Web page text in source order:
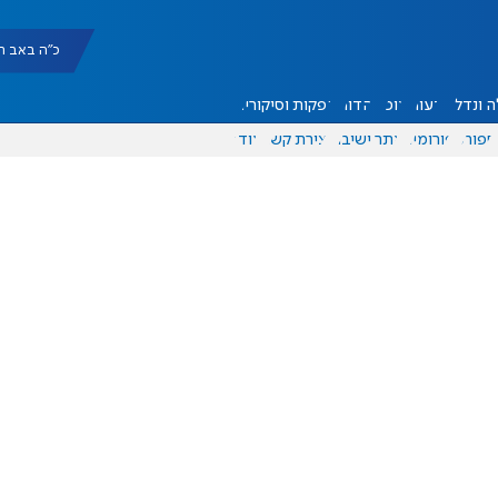
כ"ה באב תשפ"ו
ונדל"ן דעות אוכל יהדות הפקות וסיקורים
ספורט פורומים אתר ישיבה יצירת קשר עוד